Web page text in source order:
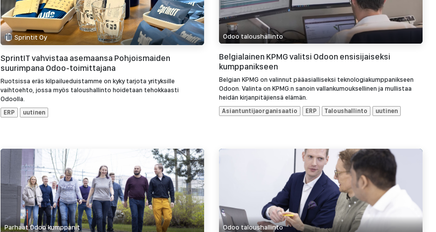
Sprintit Oy
SprintIT vahvistaa asemaansa Pohjoismaiden
suurimpana Odoo-toimittajana
Ruotsissa eräs kilpailueduistamme on kyky tarjota yrityksille
vaihtoehto, jossa myös taloushallinto hoidetaan tehokkaasti
Odoolla.
ERP
uutinen
Odoo taloushallinto
Belgialainen KPMG valitsi Odoon ensisijaiseksi
kumppanikseen
Belgian KPMG on valinnut pääasialliseksi teknologiakumppanikseen
Odoon. Valinta on KPMG:n sanoin vallankumouksellinen ja mullistaa
heidän kirjanpitäjiensä elämän.
Asiantuntijaorganisaatio
ERP Taloushallinto uutinen
Parhaat Odoo kumppanit Odoo taloushallinto